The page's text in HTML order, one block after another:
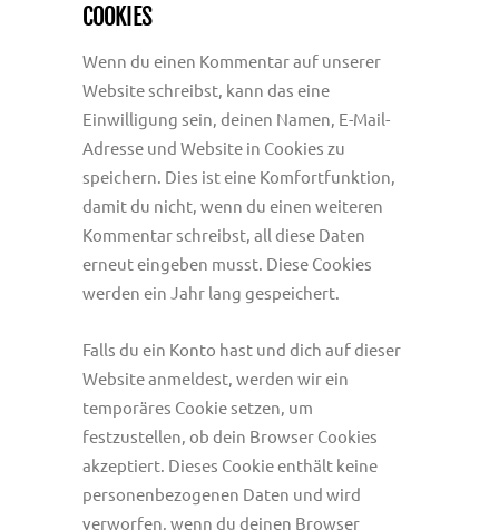
COOKIES
Wenn du einen Kommentar auf unserer
Website schreibst, kann das eine
Einwilligung sein, deinen Namen, E-Mail-
Adresse und Website in Cookies zu
speichern. Dies ist eine Komfortfunktion,
damit du nicht, wenn du einen weiteren
Kommentar schreibst, all diese Daten
erneut eingeben musst. Diese Cookies
werden ein Jahr lang gespeichert.
Falls du ein Konto hast und dich auf dieser
Website anmeldest, werden wir ein
temporäres Cookie setzen, um
festzustellen, ob dein Browser Cookies
akzeptiert. Dieses Cookie enthält keine
personenbezogenen Daten und wird
verworfen, wenn du deinen Browser